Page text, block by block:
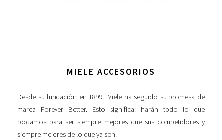
MIELE ACCESORIOS
Desde su fundación en 1899, Miele ha seguido su promesa de
marca Forever Better. Esto significa: harán todo lo que
podamos para ser siempre mejores que sus competidores y
siempre mejores de lo que ya son.